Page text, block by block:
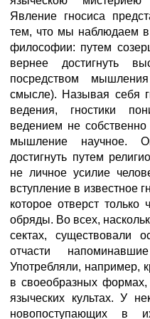
Явление гносиса
тем, что мы наблюдаем в
философии: путем
вернее достигнуть
посредством
смысле). Называя себя
ведения, гностики
ведением не
мышление научное.
достигнуть путем
не личное усилие
вступление в известное
которое отверст только
обряды. Во всех,
сектах, существовали
отчасти
Употребляли, например,
в своеобразных
языческих культах. У
новопоступающих в